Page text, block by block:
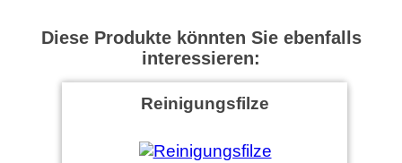
Diese Produkte könnten Sie ebenfalls
interessieren:
Reinigungsfilze